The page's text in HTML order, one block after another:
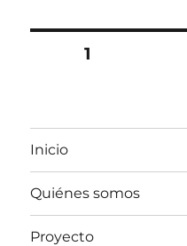
Posts
PAGE1
Inicio
Quiénes somos
Proyecto